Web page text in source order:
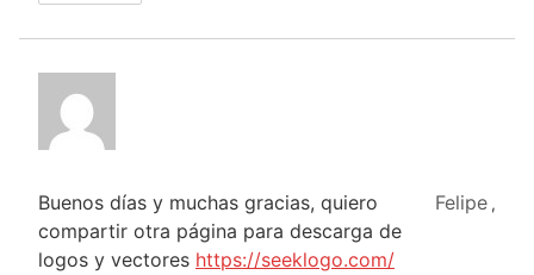
Felipe ,
Buenos días y muchas gracias, quiero
compartir otra página para descarga de
logos y vectores https://seeklogo.com/